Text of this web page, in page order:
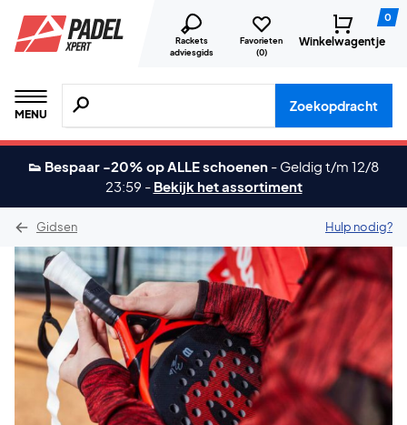
Rackets
adviesgids
Favorieten
(0)
0
Winkelwagentje
MENU
Zoeken naar producten, merken etc.
Zoekopdracht
👟 Bespaar -20% op ALLE schoenen - Geldig t/m 12/8
23:59 - Bekijk het assortiment
Gidsen Hulp nodig?